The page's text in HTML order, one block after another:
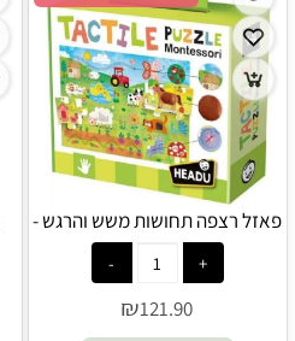
פאזל רצפה תחושות משש והרגש -
HEADU
₪121.90